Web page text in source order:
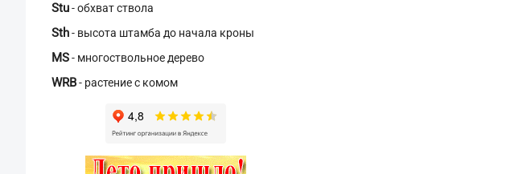
Stu- обхват ствола
Sth- высота штамба до начала кроны
MS- многоствольное дерево
WRB- растение с комом